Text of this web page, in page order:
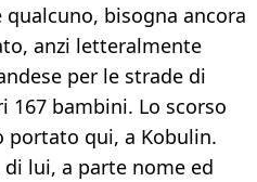
bisogna ancora
anzi letteralmente
per le strade di
167 bambini. Lo scorso
portato qui, a Kobulin.
lui, a parte nome ed